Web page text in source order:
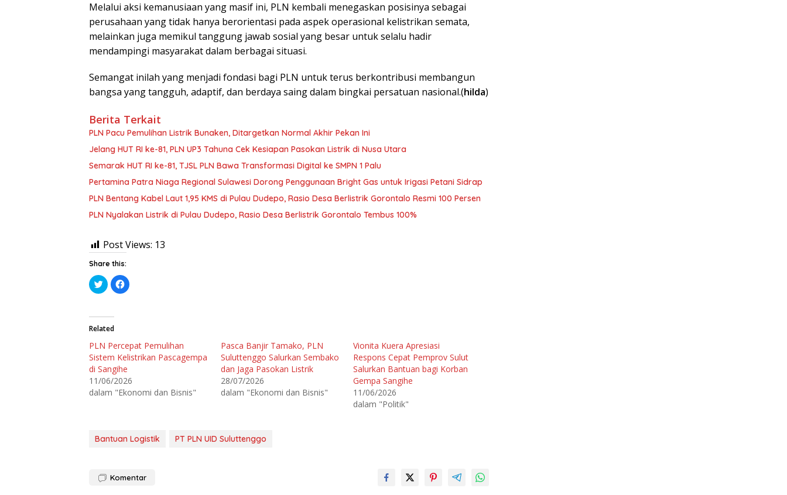
Melalui aksi kemanusiaan yang masif ini, PLN kembali menegaskan posisinya sebagai
perusahaan yang tidak hanya berorientasi pada aspek operasional kelistrikan semata,
melainkan juga memikul tanggung jawab sosial yang besar untuk selalu hadir
mendampingi masyarakat dalam berbagai situasi.
Semangat inilah yang menjadi fondasi bagi PLN untuk terus berkontribusi membangun
bangsa yang tangguh, adaptif, dan berdaya saing dalam bingkai persatuan nasional.(hilda)
Berita Terkait
PLN Pacu Pemulihan Listrik Bunaken, Ditargetkan Normal Akhir Pekan Ini
Jelang HUT RI ke-81, PLN UP3 Tahuna Cek Kesiapan Pasokan Listrik di Nusa Utara
Semarak HUT RI ke-81, TJSL PLN Bawa Transformasi Digital ke SMPN 1 Palu
Pertamina Patra Niaga Regional Sulawesi Dorong Penggunaan Bright Gas untuk Irigasi Petani Sidrap
PLN Bentang Kabel Laut 1,95 KMS di Pulau Dudepo, Rasio Desa Berlistrik Gorontalo Resmi 100 Persen
PLN Nyalakan Listrik di Pulau Dudepo, Rasio Desa Berlistrik Gorontalo Tembus 100%
Post Views: 13
Share this:
K
l
n
t
u
b
r
b
a
g
p
i
t
(
M
K
l
m
e
m
b
a
g
k
a
c
k
Related
PLN Percepat Pemulihan
Sistem Kelistrikan Pascagempa
di Sangihe
11/06/2026
dalam "Ekonomi dan Bisnis"
Pasca Banjir Tamako, PLN
Suluttenggo Salurkan Sembako
dan Jaga Pasokan Listrik
28/07/2026
dalam "Ekonomi dan Bisnis"
Vionita Kuera Apresiasi
Respons Cepat Pemprov Sulut
Salurkan Bantuan bagi Korban
Gempa Sangihe
11/06/2026
dalam "Politik"
Bantuan Logistik PT PLN UID Suluttenggo
Komentar